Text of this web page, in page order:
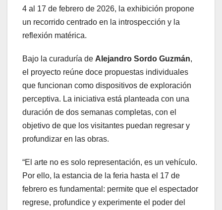
4 al 17 de febrero de 2026, la exhibición propone
un recorrido centrado en la introspección y la
reflexión matérica.
Bajo la curaduría de Alejandro Sordo Guzmán,
el proyecto reúne doce propuestas individuales
que funcionan como dispositivos de exploración
perceptiva. La iniciativa está planteada con una
duración de dos semanas completas, con el
objetivo de que los visitantes puedan regresar y
profundizar en las obras.
“El arte no es solo representación, es un vehículo.
Por ello, la estancia de la feria hasta el 17 de
febrero es fundamental: permite que el espectador
regrese, profundice y experimente el poder del